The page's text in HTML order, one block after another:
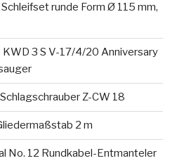
runde Form Ø 115 mm,
3 S V-17/4/20 Anniversary
Z-CW 18
2 m
No. 12 Rundkabel-Entmanteler